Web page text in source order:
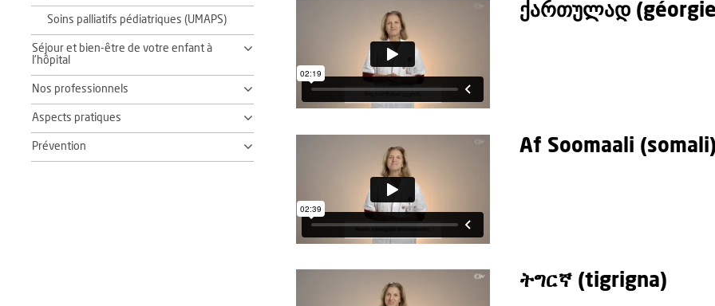
Soins palliatifs pédiatriques (UMAPS)
Séjour et bien-être de votre enfant à
l'hôpital
Nos professionnels
Aspects pratiques
Prévention
ქართულად
Af Soomaali
ትግርኛ (tigrigna)